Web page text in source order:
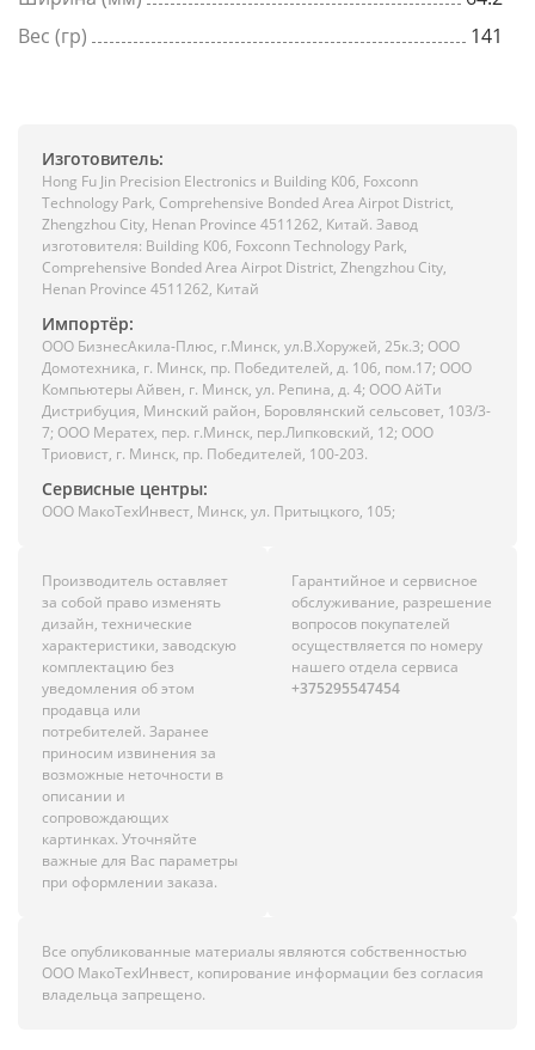
Вес (гр)
141
Изготовитель:
Hong Fu Jin Precision Electronics и Building K06, Foxconn
Technology Park, Comprehensive Bonded Area Airpot District,
Zhengzhou City, Henan Province 4511262, Китай. Завод
изготовителя: Building K06, Foxconn Technology Park,
Comprehensive Bonded Area Airpot District, Zhengzhou City,
Henan Province 4511262, Китай
Импортёр:
ООО БизнесАкила-Плюc, г.Минск, ул.В.Хоружей, 25к.3; ООО
Домотехника, г. Минск, пр. Победителей, д. 106, пом.17; ООО
Компьютеры Айвен, г. Минск, ул. Репина, д. 4; ООО АйТи
Дистрибуция, Минский район, Боровлянский сельсовет, 103/3-
7; ООО Мератех, пер. г.Минск, пер.Липковский, 12; ООО
Триовист, г. Минск, пр. Победителей, 100-203.
Сервисные центры:
ООО МакоТехИнвест, Минск, ул. Притыцкого, 105;
Производитель оставляет
за собой право изменять
дизайн, технические
характеристики, заводскую
комплектацию без
уведомления об этом
продавца или
потребителей. Заранее
приносим извинения за
возможные неточности в
описании и
сопровождающих
картинках. Уточняйте
важные для Вас параметры
при оформлении заказа.
Гарантийное и сервисное
обслуживание, разрешение
вопросов покупателей
осуществляется по номеру
нашего отдела сервиса
+375295547454
Все опубликованные материалы являются собственностью
ООО МакоТехИнвест, копирование информации без согласия
владельца запрещено.